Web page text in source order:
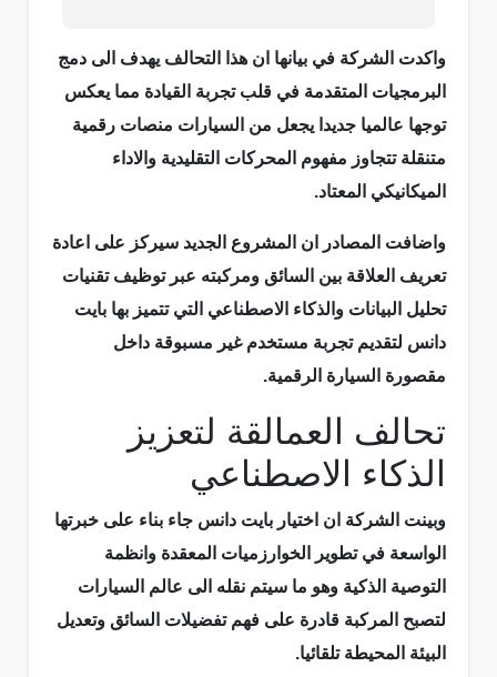
واكدت الشركة في بيانها ان هذا التحالف يهدف الى دمج
البرمجيات المتقدمة في قلب تجربة القيادة مما يعكس
توجها عالميا جديدا يجعل من السيارات منصات رقمية
متنقلة تتجاوز مفهوم المحركات التقليدية والاداء
الميكانيكي المعتاد.
واضافت المصادر ان المشروع الجديد سيركز على اعادة
تعريف العلاقة بين السائق ومركبته عبر توظيف تقنيات
تحليل البيانات والذكاء الاصطناعي التي تتميز بها بايت
دانس لتقديم تجربة مستخدم غير مسبوقة داخل
مقصورة السيارة الرقمية.
تحالف العمالقة لتعزيز
الذكاء الاصطناعي
وبينت الشركة ان اختيار بايت دانس جاء بناء على خبرتها
الواسعة في تطوير الخوارزميات المعقدة وانظمة
التوصية الذكية وهو ما سيتم نقله الى عالم السيارات
لتصبح المركبة قادرة على فهم تفضيلات السائق وتعديل
البيئة المحيطة تلقائيا.